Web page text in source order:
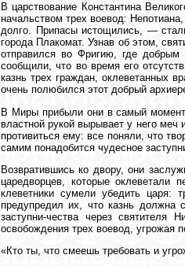
В царствование Константина
начальством трех воевод:
долго. Припасы истощились, —
города Плакомат. Узнав об этом,
отправился во Фригию, где
сообщили, что во время его
казнь трех граждан, оклеветанных
очень полюбился этот добрый
В Миры прибыли они в самый момент
властной рукой вырывает у него
противиться ему: все поняли, что
самим понадобится чудесное
Возвратившись ко двору, они
царедворцев, которые оклеветали
клеветники сумели убедить
предупредил их, что казнь должна
заступни-чества через
освобождения трех воевод, угрожая
«Кто ты, что смеешь требовать и